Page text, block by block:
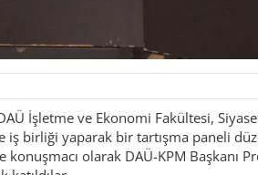
İşletme ve Ekonomi Fakültesi,
birliği yaparak bir tartışma paneli
konuşmacı olarak DAÜ-KPM Başkanı